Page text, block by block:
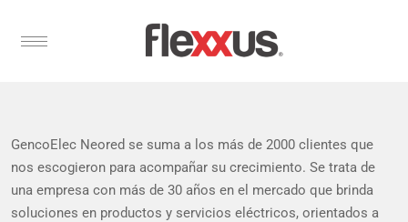
GencoElec Neored se suma a los más de 2000 clientes que
nos escogieron para acompañar su crecimiento. Se trata de
una empresa con más de 30 años en el mercado que brinda
soluciones en productos y servicios eléctricos, orientados a